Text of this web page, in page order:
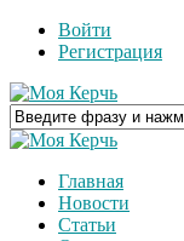
Войти
Регистрация
Главная
Новости
Статьи